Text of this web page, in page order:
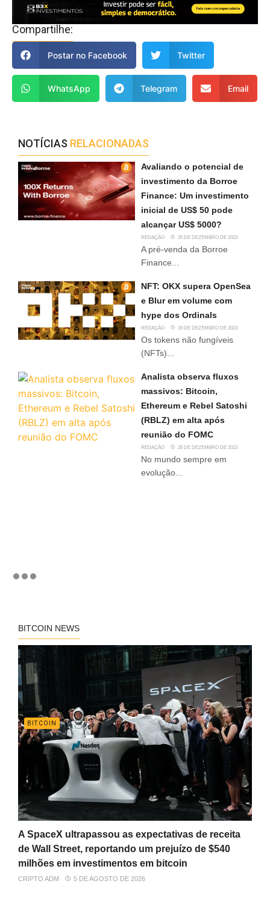
Compartilhe:
Postar no Facebook Twitter
WhatsApp Telegram Email
NOTÍCIAS RELACIONADAS
Avaliando o potencial de
investimento da Borroe
Finance: Um investimento
inicial de US$ 50 pode
alcançar US$ 5000?
REDAÇÃO 25 DE DEZEMBRO DE 2023
A pré-venda da Borroe
Finance...
NFT: OKX supera OpenSea
e Blur em volume com
hype dos Ordinals
REDAÇÃO 19 DE DEZEMBRO DE 2023
Os tokens não fungíveis
(NFTs)...
Analista observa fluxos
massivos: Bitcoin,
Ethereum e Rebel Satoshi
(RBLZ) em alta após
reunião do FOMC
REDAÇÃO 26 DE DEZEMBRO DE 2023
No mundo sempre em
evolução...
BITCOIN NEWS
BITCOIN
A SpaceX ultrapassou as expectativas de receita
de Wall Street, reportando um prejuízo de $540
milhões em investimentos em bitcoin
CRIPTO ADM 5 DE AGOSTO DE 2026